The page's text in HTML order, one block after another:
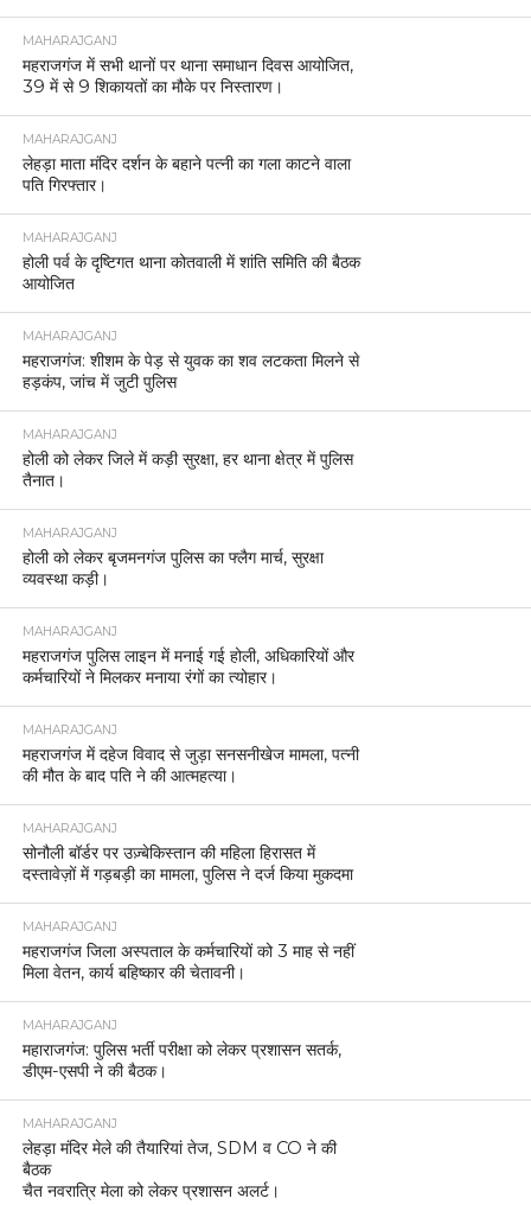
MAHARAJGANJ
महराजगंज में सभी थानों पर थाना समाधान दिवस आयोजित,
39 में से 9 शिकायतों का मौके पर निस्तारण।
MAHARAJGANJ
लेहड़ा माता मंदिर दर्शन के बहाने पत्नी का गला काटने वाला
पति गिरफ्तार।
MAHARAJGANJ
होली पर्व के दृष्टिगत थाना कोतवाली में शांति समिति की बैठक
आयोजित
MAHARAJGANJ
महराजगंज: शीशम के पेड़ से युवक का शव लटकता मिलने से
हड़कंप, जांच में जुटी पुलिस
MAHARAJGANJ
होली को लेकर जिले में कड़ी सुरक्षा, हर थाना क्षेत्र में पुलिस
तैनात।
MAHARAJGANJ
होली को लेकर बृजमनगंज पुलिस का फ्लैग मार्च, सुरक्षा
व्यवस्था कड़ी।
MAHARAJGANJ
महराजगंज पुलिस लाइन में मनाई गई होली, अधिकारियों और
कर्मचारियों ने मिलकर मनाया रंगों का त्योहार।
MAHARAJGANJ
महराजगंज में दहेज विवाद से जुड़ा सनसनीखेज मामला, पत्नी
की मौत के बाद पति ने की आत्महत्या।
MAHARAJGANJ
सोनौली बॉर्डर पर उज़्बेकिस्तान की महिला हिरासत में
दस्तावेज़ों में गड़बड़ी का मामला, पुलिस ने दर्ज किया मुकदमा
MAHARAJGANJ
महराजगंज जिला अस्पताल के कर्मचारियों को 3 माह से नहीं
मिला वेतन, कार्य बहिष्कार की चेतावनी।
MAHARAJGANJ
महाराजगंज: पुलिस भर्ती परीक्षा को लेकर प्रशासन सतर्क,
डीएम-एसपी ने की बैठक।
MAHARAJGANJ
लेहड़ा मंदिर मेले की तैयारियां तेज, SDM व CO ने की
बैठक
चैत नवरात्रि मेला को लेकर प्रशासन अलर्ट।